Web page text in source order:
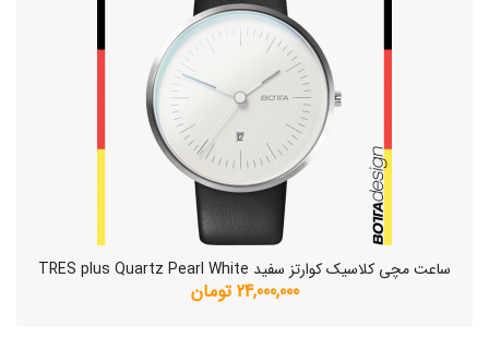
ساعت مچی کلاسیک کوارتز سفید TRES plus Quartz Pearl White
24,000,000 تومان